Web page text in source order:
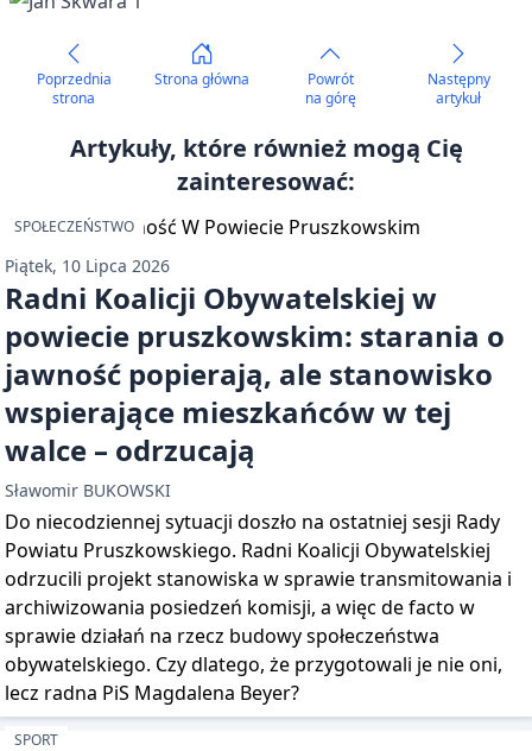
Poprzednia
strona
Strona główna
Powrót
na górę
Następny
artykuł
Artykuły, które również mogą Cię
zainteresować:
SPOŁECZEŃSTWO
Piątek, 10 Lipca 2026
Radni Koalicji Obywatelskiej w
powiecie pruszkowskim: starania o
jawność popierają, ale stanowisko
wspierające mieszkańców w tej
walce – odrzucają
Sławomir BUKOWSKI
Do niecodziennej sytuacji doszło na ostatniej sesji Rady
Powiatu Pruszkowskiego. Radni Koalicji Obywatelskiej
odrzucili projekt stanowiska w sprawie transmitowania i
archiwizowania posiedzeń komisji, a więc de facto w
sprawie działań na rzecz budowy społeczeństwa
obywatelskiego. Czy dlatego, że przygotowali je nie oni,
lecz radna PiS Magdalena Beyer?
SPORT